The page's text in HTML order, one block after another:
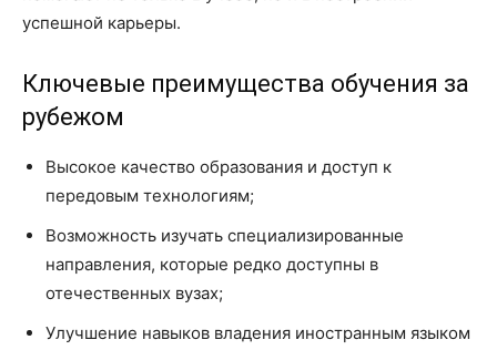
успешной карьеры.
Ключевые преимущества обучения за
рубежом
Высокое качество образования и доступ к
передовым технологиям;
Возможность изучать специализированные
направления, которые редко доступны в
отечественных вузах;
Улучшение навыков владения иностранным языком